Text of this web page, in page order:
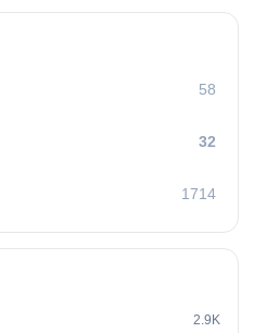
58
32
1714
2.9K